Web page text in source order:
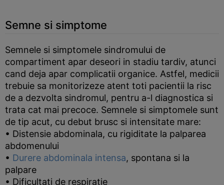
Semne si simptome
Semnele si simptomele sindromului de
compartiment apar deseori in stadiu tardiv, atunci
cand deja apar complicatii organice. Astfel, medicii
trebuie sa monitorizeze atent toti pacientii la risc
de a dezvolta sindromul, pentru a-l diagnostica si
trata cat mai precoce. Semnele si simptomele sunt
de tip acut, cu debut brusc si intensitate mare:
• Distensie abdominala, cu rigiditate la palparea
abdomenului
• Durere abdominala intensa, spontana si la
palpare
• Dificultati de respiratie